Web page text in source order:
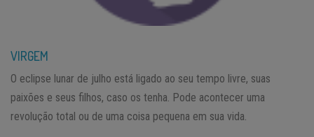
VIRGEM
O eclipse lunar de julho está ligado ao seu tempo livre, suas
paixões e seus filhos, caso os tenha. Pode acontecer uma
revolução total ou de uma coisa pequena em sua vida.